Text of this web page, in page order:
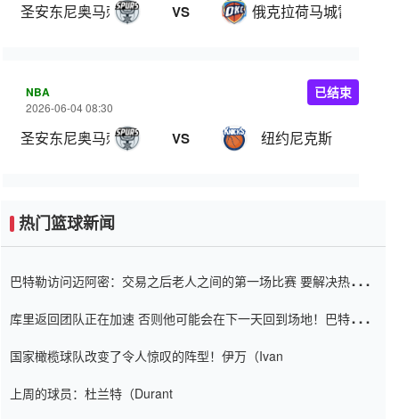
圣安东尼奥马刺 VS 俄克拉荷马城雷霆
NBA
2026-06-04 08:30
圣安东尼奥马刺 VS 纽约尼克斯
已结束
热门篮球新闻
巴特勒访问迈阿密：交易之后老人之间的第一场比赛 要解决热情的
库里返回团队正在加速 否则他可能会在下一天回到场地！巴特勒迈
国家橄榄球队改变了令人惊叹的阵型！伊万（Ivan
上周的球员：杜兰特（Durant